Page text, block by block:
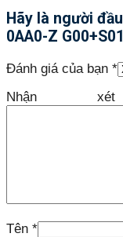
Hãy là người
0AA0-Z
Đánh giá của bạn *
Nhận
Tên *